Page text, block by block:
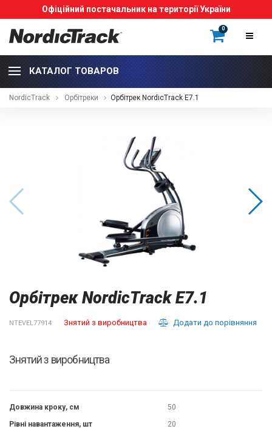
Офіційний постачальник на території України
0
КАТАЛОГ ТОВАРОВ
NordicTrack Орбітреки Орбітрек NordicTrack E7.1
Орбітрек NordicTrack E7.1
NTEVEL77914 Знятий з виробництва Додати до порівняння
Знятий з виробництва
Довжина кроку, см
50
Рівні навантаження, шт
20